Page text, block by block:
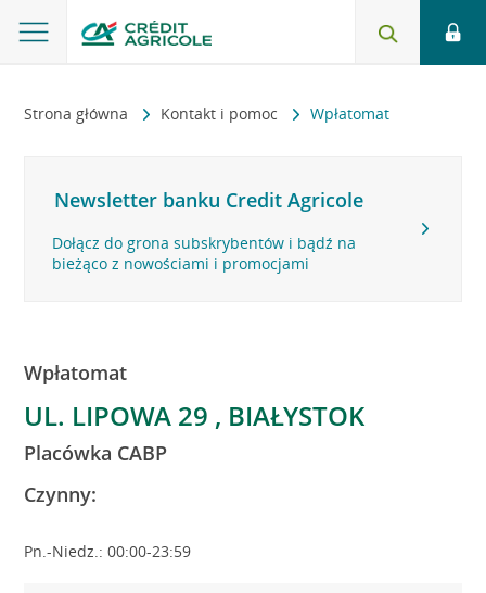
Strona główna Kontakt i pomoc Wpłatomat
Newsletter banku Credit Agricole
Dołącz do grona subskrybentów i bądź na
bieżąco z nowościami i promocjami
Wpłatomat
UL. LIPOWA 29 , BIAŁYSTOK
Placówka CABP
Czynny:
Pn.-Niedz.: 00:00-23:59